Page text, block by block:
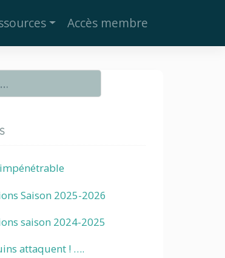
Accès membre
impénétrable
Saison 2025-2026
saison 2024-2025
attaquent ! ….